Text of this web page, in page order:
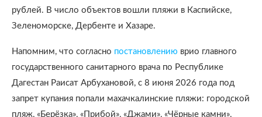
рублей. В число объектов вошли пляжи в Каспийске,
Зеленоморске, Дербенте и Хазаре.
Напомним, что согласно постановлению врио главного
государственного санитарного врача по Республике
Дагестан Раисат Арбухановой, с 8 июня 2026 года под
запрет купания попали махачкалинские пляжи: городской
пляж, «Берёзка», «Прибой», «Джами», «Чёрные камни»,